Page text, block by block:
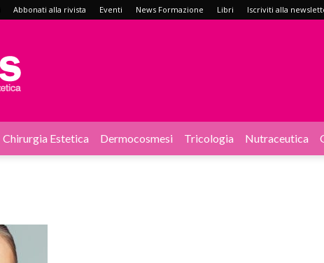
Abbonati alla rivista Eventi News Formazione Libri Iscriviti alla
Chirurgia Estetica Dermocosmesi Tricologia Nutraceutica